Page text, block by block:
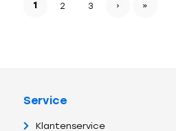
1 2 3 › »
Service
Klantenservice